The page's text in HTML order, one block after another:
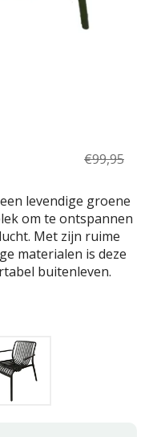
€99,95
levendige groene
om te ontspannen
Met zijn ruime
materialen is deze
buitenleven.